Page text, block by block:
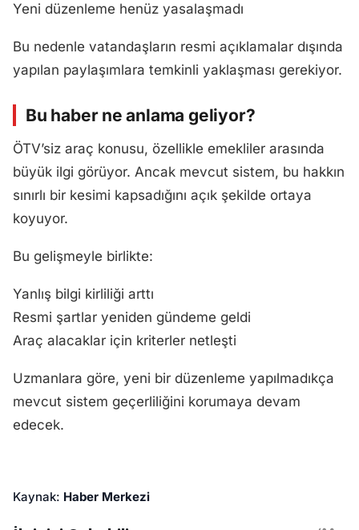
Yeni düzenleme henüz yasalaşmadı
Bu nedenle vatandaşların resmi açıklamalar dışında
yapılan paylaşımlara temkinli yaklaşması gerekiyor.
Bu haber ne anlama geliyor?
ÖTV’siz araç konusu, özellikle emekliler arasında
büyük ilgi görüyor. Ancak mevcut sistem, bu hakkın
sınırlı bir kesimi kapsadığını açık şekilde ortaya
koyuyor.
Bu gelişmeyle birlikte:
Yanlış bilgi kirliliği arttı
Resmi şartlar yeniden gündeme geldi
Araç alacaklar için kriterler netleşti
Uzmanlara göre, yeni bir düzenleme yapılmadıkça
mevcut sistem geçerliliğini korumaya devam
edecek.
Kaynak: Haber Merkezi